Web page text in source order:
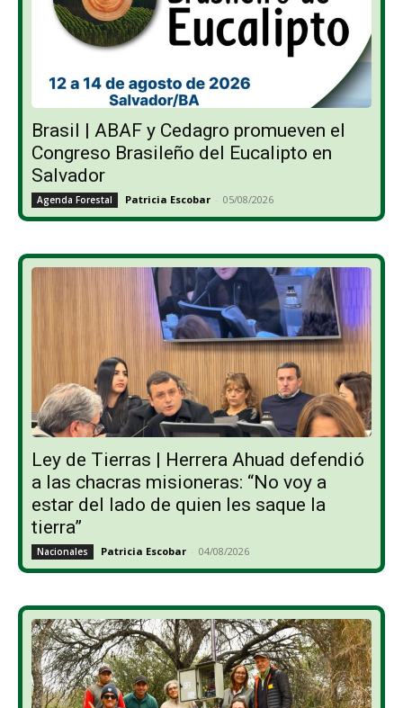
Brasil | ABAF y Cedagro promueven el
Congreso Brasileño del Eucalipto en
Salvador
Agenda Forestal Patricia Escobar - 05/08/2026
Ley de Tierras | Herrera Ahuad defendió
a las chacras misioneras: “No voy a
estar del lado de quien les saque la
tierra”
Nacionales Patricia Escobar - 04/08/2026